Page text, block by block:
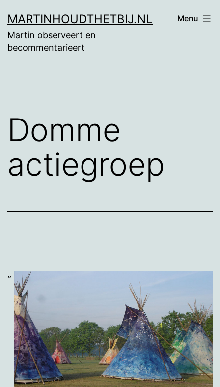
naar
de
MARTINHOUDTHETBIJ.NL
Martin observeert en
becommentarieert
Menu
Domme
actiegroep